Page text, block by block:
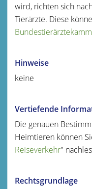
wird, richten sich
Tierärzte. Diese
Hinweise
keine
Vertiefende
Die genauen
Heimtieren können
Reiseverkehr"
Rechtsgrundlage